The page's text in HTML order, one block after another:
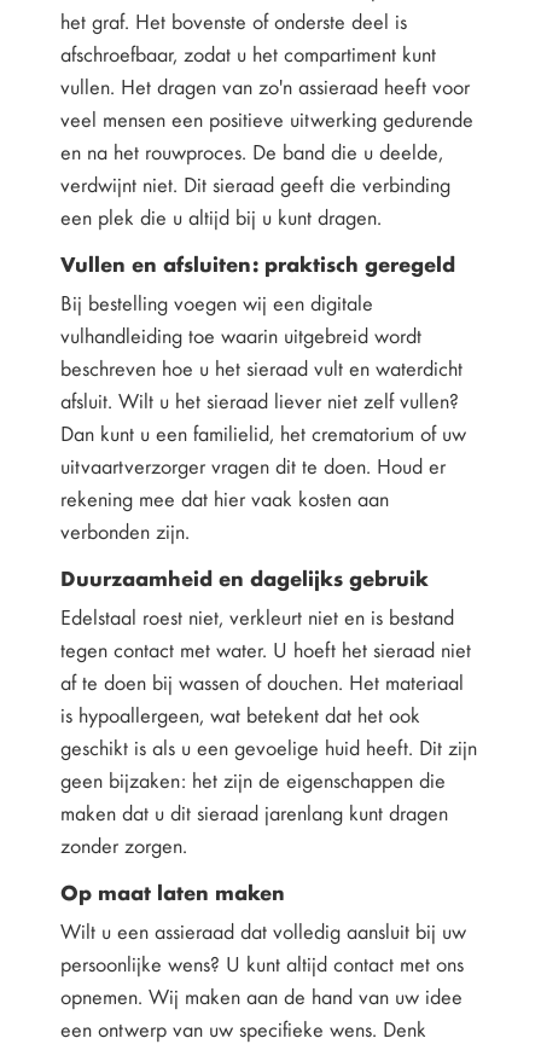
het graf. Het bovenste of onderste deel is
afschroefbaar, zodat u het compartiment kunt
vullen. Het dragen van zo'n assieraad heeft voor
veel mensen een positieve uitwerking gedurende
en na het rouwproces. De band die u deelde,
verdwijnt niet. Dit sieraad geeft die verbinding
een plek die u altijd bij u kunt dragen.
Vullen en afsluiten: praktisch geregeld
Bij bestelling voegen wij een digitale
vulhandleiding toe waarin uitgebreid wordt
beschreven hoe u het sieraad vult en waterdicht
afsluit. Wilt u het sieraad liever niet zelf vullen?
Dan kunt u een familielid, het crematorium of uw
uitvaartverzorger vragen dit te doen. Houd er
rekening mee dat hier vaak kosten aan
verbonden zijn.
Duurzaamheid en dagelijks gebruik
Edelstaal roest niet, verkleurt niet en is bestand
tegen contact met water. U hoeft het sieraad niet
af te doen bij wassen of douchen. Het materiaal
is hypoallergeen, wat betekent dat het ook
geschikt is als u een gevoelige huid heeft. Dit zijn
geen bijzaken: het zijn de eigenschappen die
maken dat u dit sieraad jarenlang kunt dragen
zonder zorgen.
Op maat laten maken
Wilt u een assieraad dat volledig aansluit bij uw
persoonlijke wens? U kunt altijd contact met ons
opnemen. Wij maken aan de hand van uw idee
een ontwerp van uw specifieke wens. Denk